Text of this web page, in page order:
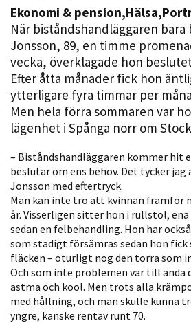
Ekonomi & pension,Hälsa,
När biståndshandläggaren bara
Jonsson, 89, en timme
vecka, överklagade hon
Efter åtta månader fick hon
ytterligare fyra timmar per
Men hela förra sommaren var
lägenhet i Spånga norr om
– Biståndshandläggaren kommer hit
beslutar om ens behov. Det tycker jag
Jonsson med eftertryck.
Man kan inte tro att kvinnan framför
år. Visserligen sitter hon i rullstol,
sedan en felbehandling. Hon har
som stadigt försämras sedan hon fick
fläcken – oturligt nog den torra som
Och som inte problemen var till ända
astma och kool. Men trots alla
med hållning, och man skulle kunna
yngre, kanske rentav runt 70.